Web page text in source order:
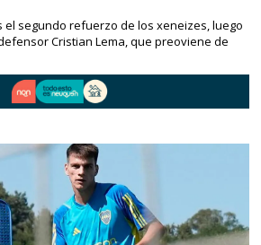
el segundo refuerzo de los xeneizes, luego
Cristian Lema, que preoviene de